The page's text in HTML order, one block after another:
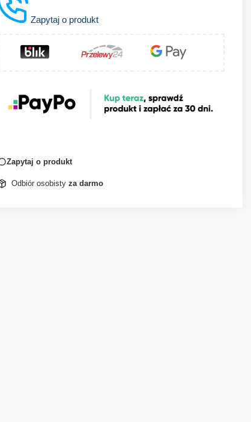
Zapytaj o produkt
Zapytaj o produkt
Odbiór osobisty za darmo